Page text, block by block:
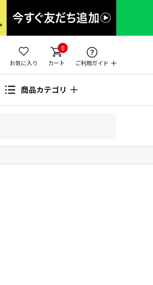
お気に入り
0
カート ご利用ガイド
商品カテゴリ